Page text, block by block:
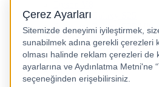
Samsung Galaxy S25
Samsung Galaxy S25 Ultra
PS5 / Playstation 5
PS4 / Playstation 4
Nintendo Switch
Xbox Series S
Xbox Series X